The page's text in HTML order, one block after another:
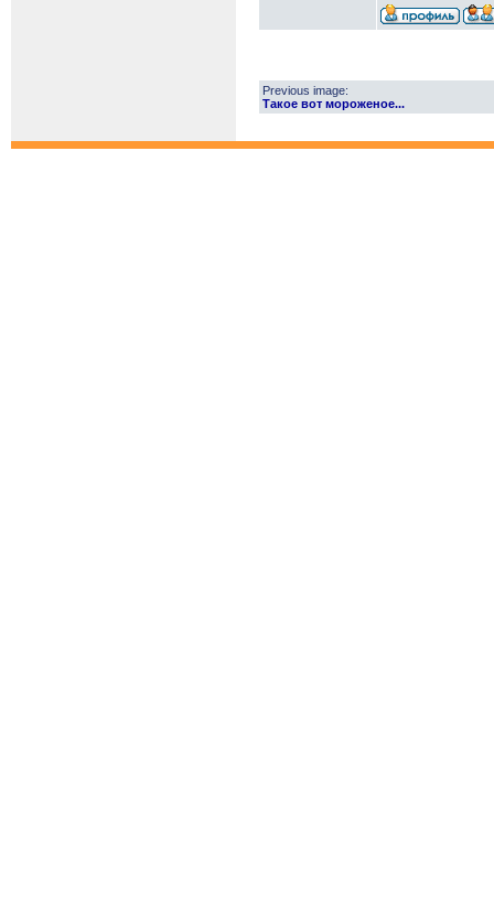
Previous image:
Такое вот мороженое...